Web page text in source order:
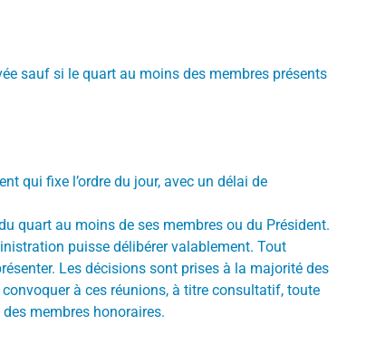
sauf si le quart au moins des membres présents
qui fixe l’ordre du jour, avec un délai de
quart au moins de ses membres ou du Président.
puisse délibérer valablement. Tout
Les décisions sont prises à la majorité des
à ces réunions, à titre consultatif, toute
membres honoraires.